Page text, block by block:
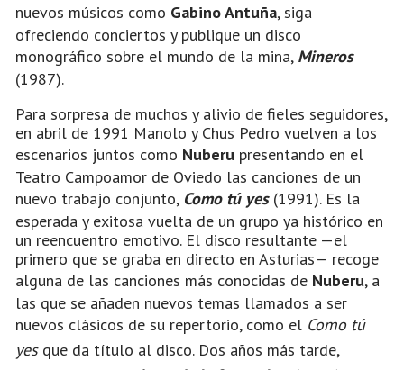
nuevos músicos como Gabino Antuña, siga
ofreciendo conciertos y publique un disco
monográfico sobre el mundo de la mina, Mineros
(1987).
Para sorpresa de muchos y alivio de fieles seguidores,
en abril de 1991 Manolo y Chus Pedro vuelven a los
escenarios juntos como Nuberu presentando en el
Teatro Campoamor de Oviedo las canciones de un
nuevo trabajo conjunto, Como tú yes(1991). Es la
esperada y exitosa vuelta de un grupo ya histórico en
un reencuentro emotivo. El disco resultante —el
primero que se graba en directo en Asturias— recoge
alguna de las canciones más conocidas de Nuberu, a
las que se añaden nuevos temas llamados a ser
nuevos clásicos de su repertorio, como el Como tú
yesque da título al disco. Dos años más tarde,